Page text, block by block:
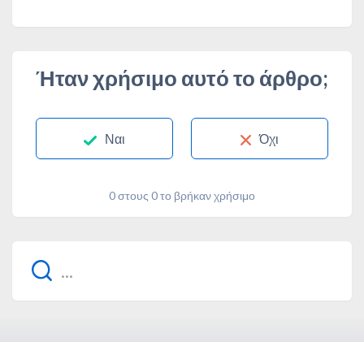
Ήταν χρήσιμο αυτό το άρθρο;
Ναι Όχι
0 στους 0 το βρήκαν χρήσιμο